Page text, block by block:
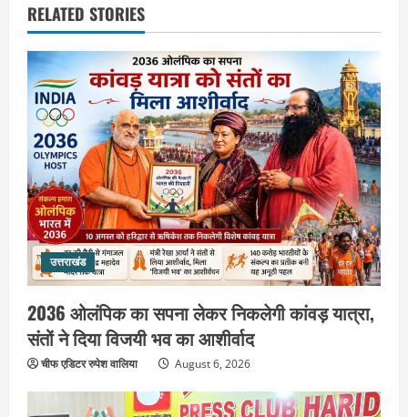
RELATED STORIES
उत्तराखंड
2036 ओलंपिक का सपना लेकर निकलेगी कांवड़ यात्रा,
संतों ने दिया विजयी भव का आशीर्वाद
चीफ एडिटर रुपेश वालिया August 6, 2026